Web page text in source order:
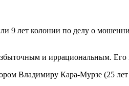
9 лет колонии по делу о
и иррациональным. Его
Владимиру Кара-Мурзе (25